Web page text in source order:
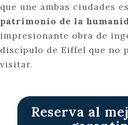
que une ambas ciudades
patrimonio de la
impresionante obra de
discípulo de Eiffel que no
visitar.
Reserva al